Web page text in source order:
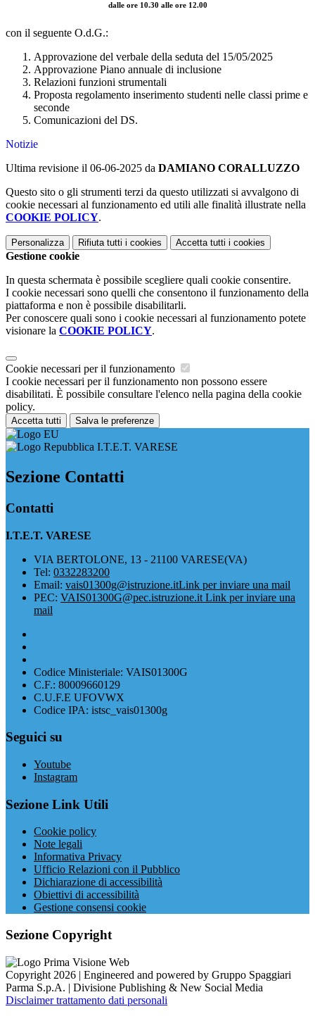
dalle ore 10.30 alle ore 12.00
con il seguente O.d.G.:
Approvazione del verbale della seduta del 15/05/2025
Approvazione Piano annuale di inclusione
Relazioni funzioni strumentali
Proposta regolamento inserimento studenti nelle classi prime e
seconde
Comunicazioni del DS.
Notizie
Ultima revisione il 06-06-2025 da DAMIANO CORALLUZZO
Questo sito o gli strumenti terzi da questo utilizzati si avvalgono di
cookie necessari al funzionamento ed utili alle finalità illustrate nella
COOKIE POLICY.
Personalizza Rifiuta tutti i cookies Accetta tutti i cookies
Gestione cookie
In questa schermata è possibile scegliere quali cookie consentire.
I cookie necessari sono quelli che consentono il funzionamento della
piattaforma e non è possibile disabilitarli.
Per conoscere quali sono i cookie necessari al funzionamento potete
visionare la COOKIE POLICY.
Cookie necessari per il funzionamento
I cookie necessari per il funzionamento non possono essere
disabilitati. È possibile consultare l'elenco nella pagina della cookie
policy.
Accetta tutti Salva le preferenze
I.T.E.T. VARESE
Sezione Contatti
Contatti
I.T.E.T. VARESE
VIA BERTOLONE, 13 - 21100 VARESE(VA)
Tel: 0332283200
Email: vais01300g@istruzione.itLink per inviare una mail
PEC: VAIS01300G@pec.istruzione.it Link per inviare una
mail
Codice Ministeriale: VAIS01300G
C.F.: 80009660129
C.U.F.E UFOVWX
Codice IPA: istsc_vais01300g
Seguici su
Youtube
Instagram
Sezione Link Utili
Cookie policy
Note legali
Informativa Privacy
Ufficio Relazioni con il Pubblico
Dichiarazione di accessibilità
Obiettivi di accessibilità
Gestione consensi cookie
Sezione Copyright
Copyright 2026 | Engineered and powered by Gruppo Spaggiari
Parma S.p.A. | Divisione Publishing & New Social Media
Disclaimer trattamento dati personali